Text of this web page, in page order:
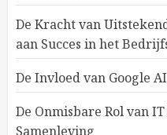
De Kracht van
aan Succes in het
De Invloed van Google
De Onmisbare Rol van
Samenleving